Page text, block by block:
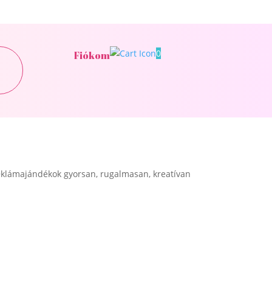
Fiókom 0
gyorsan, rugalmasan, kreatívan